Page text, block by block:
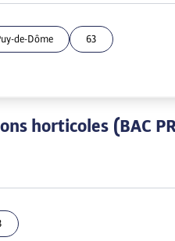
de-Dôme 63
horticoles (BAC